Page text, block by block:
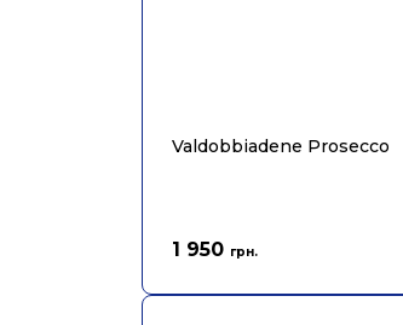
Valdobbiadene Prosecco
1 950 грн.